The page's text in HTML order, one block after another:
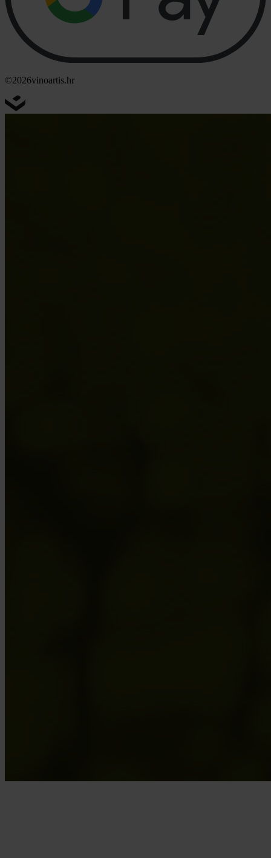
©2026vinoartis.hr